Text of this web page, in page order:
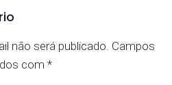
não será publicado. Campos
com *